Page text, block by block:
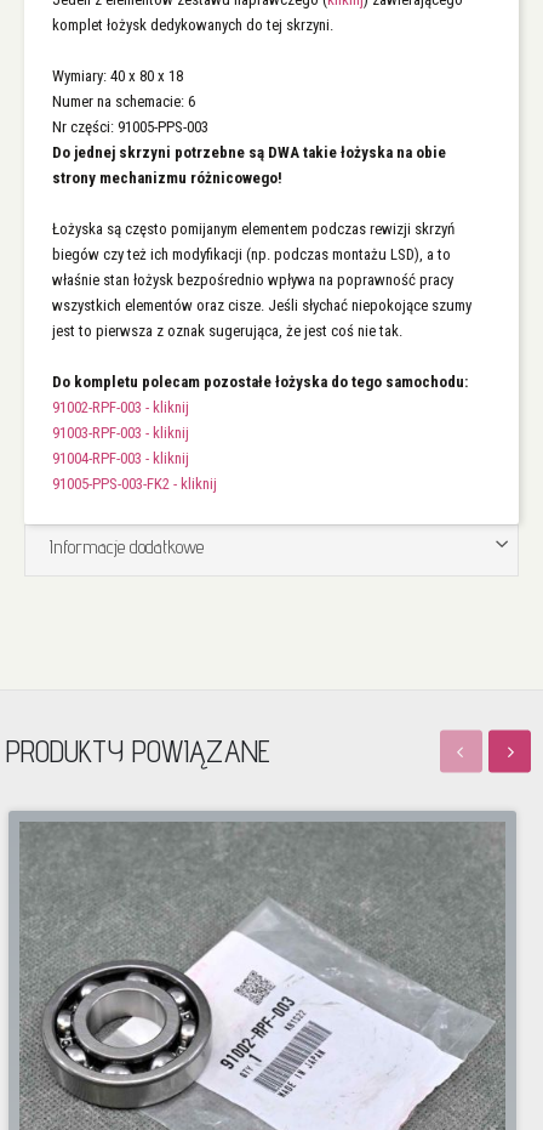
komplet łożysk dedykowanych do tej skrzyni.
Wymiary: 40 x 80 x 18
Numer na schemacie: 6
Nr części: 91005-PPS-003
Do jednej skrzyni potrzebne są DWA takie łożyska na obie
strony mechanizmu różnicowego!
Łożyska są często pomijanym elementem podczas rewizji skrzyń
biegów czy też ich modyfikacji (np. podczas montażu LSD), a to
właśnie stan łożysk bezpośrednio wpływa na poprawność pracy
wszystkich elementów oraz cisze. Jeśli słychać niepokojące szumy
jest to pierwsza z oznak sugerująca, że jest coś nie tak.
Do kompletu polecam pozostałe łożyska do tego samochodu:
91002-RPF-003 - kliknij
91003-RPF-003 - kliknij
91004-RPF-003 - kliknij
91005-PPS-003-FK2 - kliknij
Informacje dodatkowe
PRODUKTY POWIĄZANE